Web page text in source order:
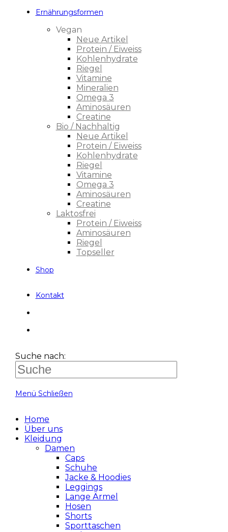
Ernährungsformen
Vegan
Neue Artikel
Protein / Eiweiss
Kohlenhydrate
Riegel
Vitamine
Mineralien
Omega 3
Aminosäuren
Creatine
Bio / Nachhaltig
Neue Artikel
Protein / Eiweiss
Kohlenhydrate
Riegel
Vitamine
Omega 3
Aminosäuren
Creatine
Laktosfrei
Protein / Eiweiss
Aminosäuren
Riegel
Topseller
Shop
Kontakt
Suche nach:
Menü Schließen
Home
Über uns
Kleidung
Damen
Caps
Schuhe
Jacke & Hoodies
Leggings
Lange Ärmel
Hosen
Shorts
Sporttaschen